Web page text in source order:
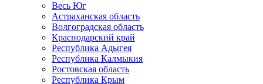
Весь Юг
Астраханская область
Волгоградская область
Краснодарский край
Республика Адыгея
Республика Калмыкия
Ростовская область
Республика Крым